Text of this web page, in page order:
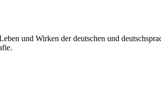
und Wirken der deutschen und